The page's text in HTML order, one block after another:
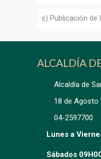
s) Publicación de
ALCALDÍA
Alcaldía de
18 de Agosto
04-2597700
Lunes a
Sábados